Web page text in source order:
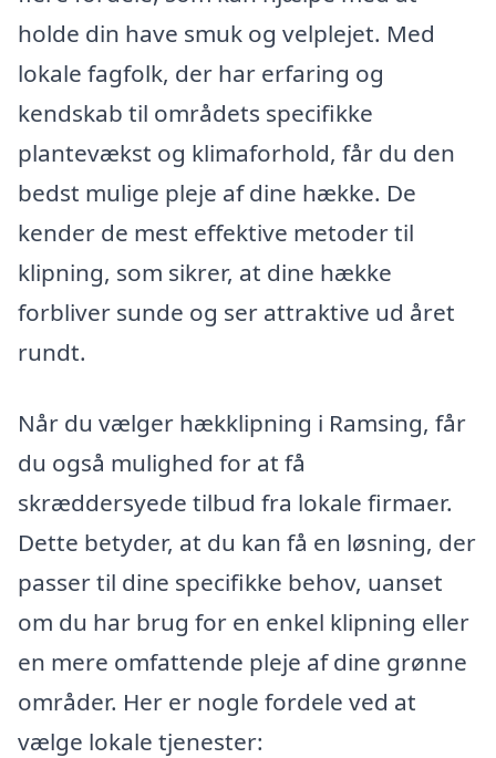
holde din have smuk og velplejet. Med
lokale fagfolk, der har erfaring og
kendskab til områdets specifikke
plantevækst og klimaforhold, får du den
bedst mulige pleje af dine hække. De
kender de mest effektive metoder til
klipning, som sikrer, at dine hække
forbliver sunde og ser attraktive ud året
rundt.
Når du vælger hækklipning i Ramsing, får
du også mulighed for at få
skræddersyede tilbud fra lokale firmaer.
Dette betyder, at du kan få en løsning, der
passer til dine specifikke behov, uanset
om du har brug for en enkel klipning eller
en mere omfattende pleje af dine grønne
områder. Her er nogle fordele ved at
vælge lokale tjenester: